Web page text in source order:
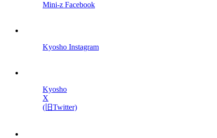
Mini-z Facebook
Kyosho Instagram
Kyosho
X
(旧Twitter)